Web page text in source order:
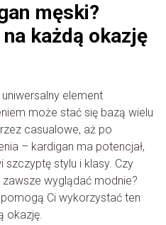
męski?
każdą okazję
element
może stać się bazą wielu
casualowe, aż po
– kardigan ma potencjał,
stylu i klasy. Czy
wyglądać modnie?
Ci wykorzystać ten
okazję.